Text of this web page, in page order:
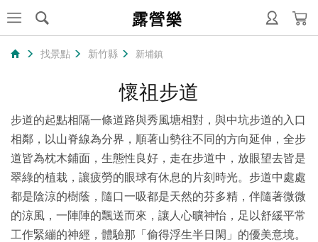
露營樂
找景點 新竹縣 新埔鎮
懷祖步道
步道的起點相隔一條道路與秀風塘相對，與中坑步道的入口
相鄰，以山脊線為分界，順著山勢往不同的方向延伸，全步
道皆為枕木鋪面，生態性良好，走在步道中，放眼望去皆是
翠綠的植栽，讓疲勞的眼球有休息的片刻時光。步道中處處
都是陰涼的樹蔭，隨口一吸都是天然的芬多精，伴隨著微微
的涼風，一陣陣的飄送而來，讓人心曠神怡，足以舒緩平常
工作緊繃的神經，體驗那「偷得浮生半日閑」的優美意境。